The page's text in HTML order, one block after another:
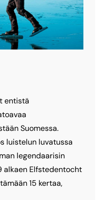
entistä
Suomessa.
luistelun luvatussa
legendaarisin
alkaen Elfstedentocht
15 kertaa,